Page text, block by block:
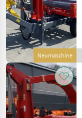
Neumaschine